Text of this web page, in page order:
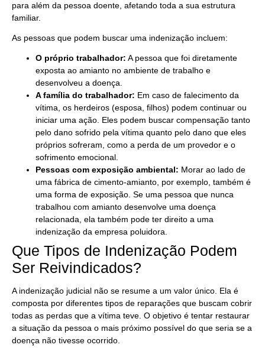
para além da pessoa doente, afetando toda a sua estrutura
familiar.
As pessoas que podem buscar uma indenização incluem:
O próprio trabalhador: A pessoa que foi diretamente
exposta ao amianto no ambiente de trabalho e
desenvolveu a doença.
A família do trabalhador: Em caso de falecimento da
vítima, os herdeiros (esposa, filhos) podem continuar ou
iniciar uma ação. Eles podem buscar compensação tanto
pelo dano sofrido pela vítima quanto pelo dano que eles
próprios sofreram, como a perda de um provedor e o
sofrimento emocional.
Pessoas com exposição ambiental: Morar ao lado de
uma fábrica de cimento-amianto, por exemplo, também é
uma forma de exposição. Se uma pessoa que nunca
trabalhou com amianto desenvolve uma doença
relacionada, ela também pode ter direito a uma
indenização da empresa poluidora.
Que Tipos de Indenização Podem
Ser Reivindicados?
A indenização judicial não se resume a um valor único. Ela é
composta por diferentes tipos de reparações que buscam cobrir
todas as perdas que a vítima teve. O objetivo é tentar restaurar
a situação da pessoa o mais próximo possível do que seria se a
doença não tivesse ocorrido.